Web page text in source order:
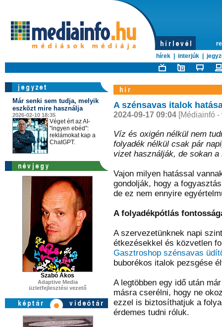
hírek
interjúk
Már senki sem tudja, melyik
eszközt mire használja
2026-02-10 18:35
Véget ért az AI-
"ingyen ebéd":
reklámokat kap a
ChatGPT.
Szabó Ákos
Adaptive Media
üzletfejlesztési vezető
A szénsavas italok
2024-09-17 09:04[Médiainfó -
Víz és oxigén nélkül nem
folyadék nélkül csak pár
vizet használják, de sokan
Vajon milyen hatással
gondolják, hogy a
de ez nem ennyire
A folyadékpótlás
A szervezetünknek napi
étkezésekkel és közvetlen
Gasztroshop szénsavas
buborékos italok pezsgése
A legtöbben egy idő után
másra cserélni, hogy ne
ezzel is biztosíthatjuk a
érdemes tudni róluk.